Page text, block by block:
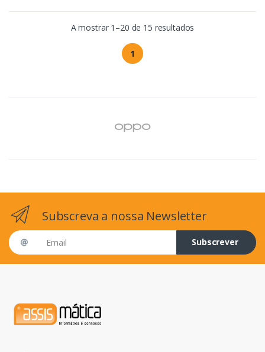
A mostrar 1–20 de 15 resultados
1
Subscreva a nossa Newsletter
Email address
Subscrever